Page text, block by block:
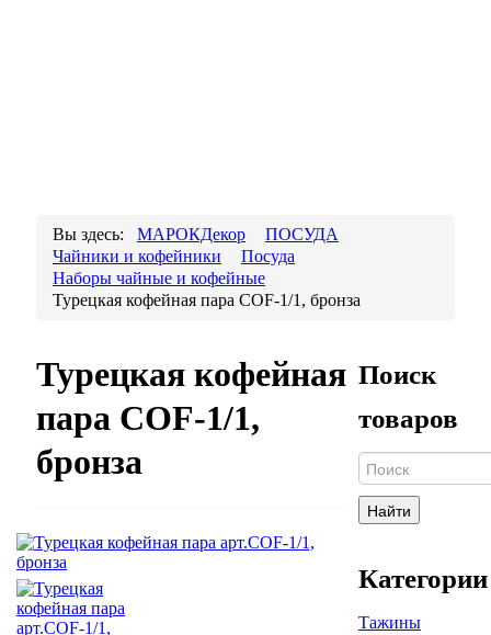
Вы здесь: МАРОКДекор
ПОСУДА
Чайники и кофейники
Посуда
Наборы чайные и кофейные
Турецкая кофейная пара COF-1/1, бронза
Турецкая кофейная
пара COF-1/1,
бронза
Поиск
товаров
Найти
Категории
Тажины